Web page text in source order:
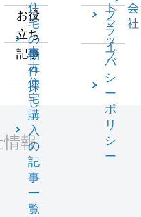
住
宅
の
物
件
探
し
お役
立ち
記事
中
古
住
宅
購
入
の
記
事
一
覧
ト
マ
ッ
プ
会
社
プ
ラ
イ
バ
シ
ー
ポ
リ
シ
ー
情報